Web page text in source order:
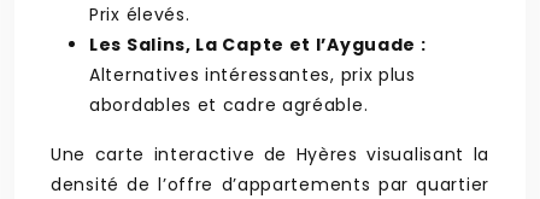
Prix élevés.
Les Salins, La Capte et l’Ayguade :
Alternatives intéressantes, prix plus
abordables et cadre agréable.
Une carte interactive de Hyères visualisant la
densité de l’offre d’appartements par quartier